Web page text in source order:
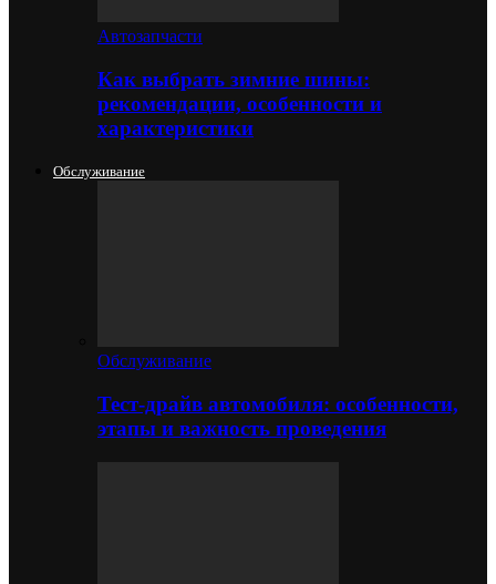
Автозапчасти
Как выбрать зимние шины:
рекомендации, особенности и
характеристики
Обслуживание
Обслуживание
Тест-драйв автомобиля: особенности,
этапы и важность проведения